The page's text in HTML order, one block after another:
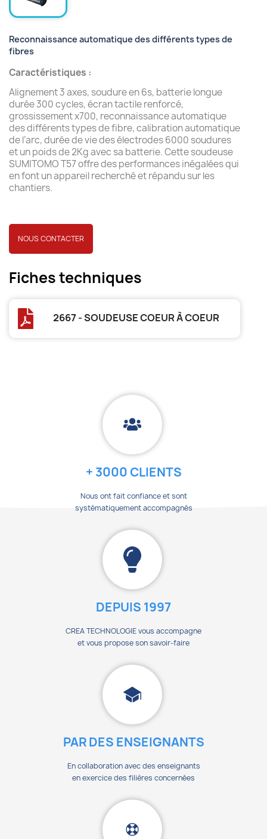
Reconnaissance automatique des différents types de
fibres
Caractéristiques :
Alignement 3 axes, soudure en 6s, batterie longue
durée 300 cycles, écran tactile renforcé,
grossissement x700, reconnaissance automatique
des différents types de fibre, calibration automatique
de l’arc, durée de vie des électrodes 6000 soudures
et un poids de 2Kg avec sa batterie. Cette soudeuse
SUMITOMO T57 offre des performances inégalées qui
en font un appareil recherché et répandu sur les
chantiers.
NOUS CONTACTER
Fiches techniques
2667 - SOUDEUSE COEUR À COEUR
+ 3000 CLIENTS
Nous ont fait confiance et sont
systématiquement accompagnés
DEPUIS 1997
CREA TECHNOLOGIE vous accompagne
et vous propose son savoir-faire
PAR DES ENSEIGNANTS
En collaboration avec des enseignants
en exercice des filières concernées